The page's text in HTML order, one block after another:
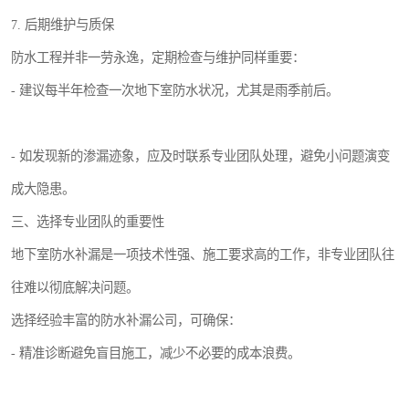
7. 后期维护与质保
防水工程并非一劳永逸，定期检查与维护同样重要：
- 建议每半年检查一次地下室防水状况，尤其是雨季前后。
- 如发现新的渗漏迹象，应及时联系专业团队处理，避免小问题演变
成大隐患。
三、选择专业团队的重要性
地下室防水补漏是一项技术性强、施工要求高的工作，非专业团队往
往难以彻底解决问题。
选择经验丰富的防水补漏公司，可确保：
- 精准诊断避免盲目施工，减少不必要的成本浪费。